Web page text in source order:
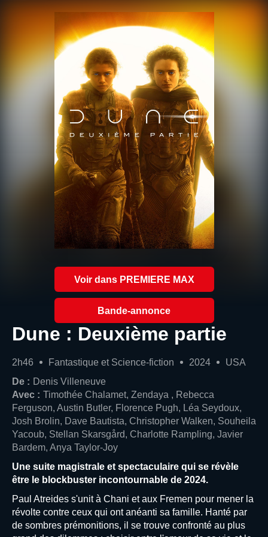
Voir dans PREMIERE MAX
Bande-annonce
Dune : Deuxième partie
2h46 Fantastique et Science-fiction 2024
USA
De : Denis Villeneuve
Avec : Timothée Chalamet, Zendaya , Rebecca
Ferguson, Austin Butler, Florence Pugh, Léa Seydoux,
Josh Brolin, Dave Bautista, Christopher Walken, Souheila
Yacoub, Stellan Skarsgård, Charlotte Rampling, Javier
Bardem, Anya Taylor-Joy
Une suite magistrale et spectaculaire qui se révèle
être le blockbuster incontournable de 2024.
Paul Atreides s'unit à Chani et aux Fremen pour mener la
révolte contre ceux qui ont anéanti sa famille. Hanté par
de sombres prémonitions, il se trouve confronté au plus